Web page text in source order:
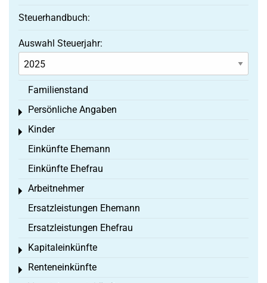
Steuerhandbuch:
Auswahl Steuerjahr:
Familienstand
Persönliche Angaben
Toggle menu
Kinder
Toggle menu
Einkünfte Ehemann
Einkünfte Ehefrau
Arbeitnehmer
Toggle menu
Ersatzleistungen Ehemann
Ersatzleistungen Ehefrau
Kapitaleinkünfte
Toggle menu
Renteneinkünfte
Toggle menu